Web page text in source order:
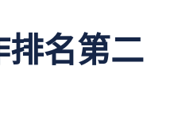
名第二